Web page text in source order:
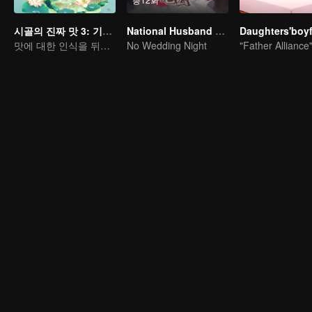
시골의 진짜 맛 3: 기이한 음식
맛에 대한 인식을 뒤엎는 특이한 음식
National Husband Bring Home SS1
No Wedding Night